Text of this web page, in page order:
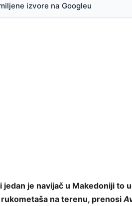
izvore na Googleu
je navijač u Makedoniji to
na terenu, prenosi